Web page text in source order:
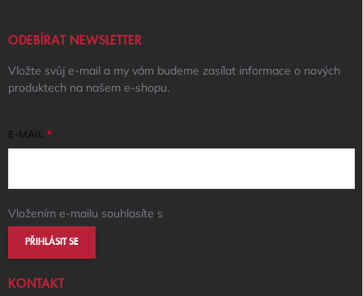
ODEBÍRAT NEWSLETTER
Vložte svůj e-mail a my vám budeme zasílat informace o nových
produktech na našem e-shopu.
E-MAIL
Vložením e-mailu souhlasíte s
PŘIHLÁSIT SE
KONTAKT